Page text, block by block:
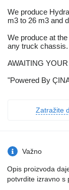
We produce
m3 to 26 m3 and
We produce at
any truck chassis.
AWAITING
"Powered By
Zatražite
Važno
Opis proizvoda
potvrdite izravno s